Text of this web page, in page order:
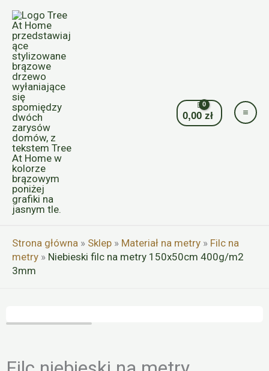
Przejdź
treści
0,00zł
Strona główna » Sklep » Materiał na metry » Filc na
metry » Niebieski filc na metry 150x50cm 400g/m2
3mm